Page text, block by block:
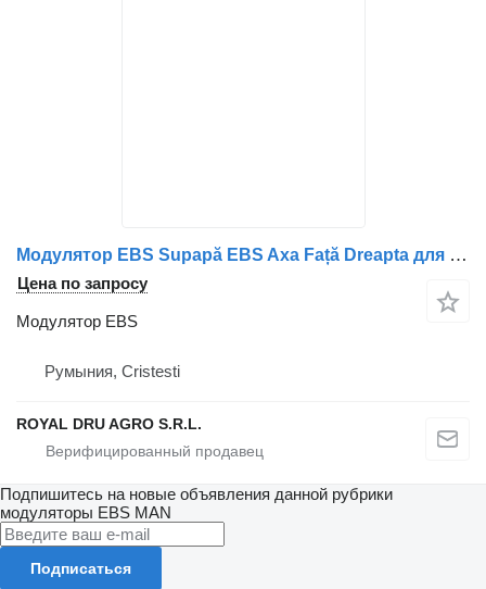
Модулятор EBS Supapă EBS Axa Față Dreapta для грузовика MAN 81521066067 / 81521069067
Цена по запросу
Модулятор EBS
Румыния, Cristesti
ROYAL DRU AGRO S.R.L.
Подпишитесь на новые объявления данной рубрики
модуляторы EBS MAN
Подписаться